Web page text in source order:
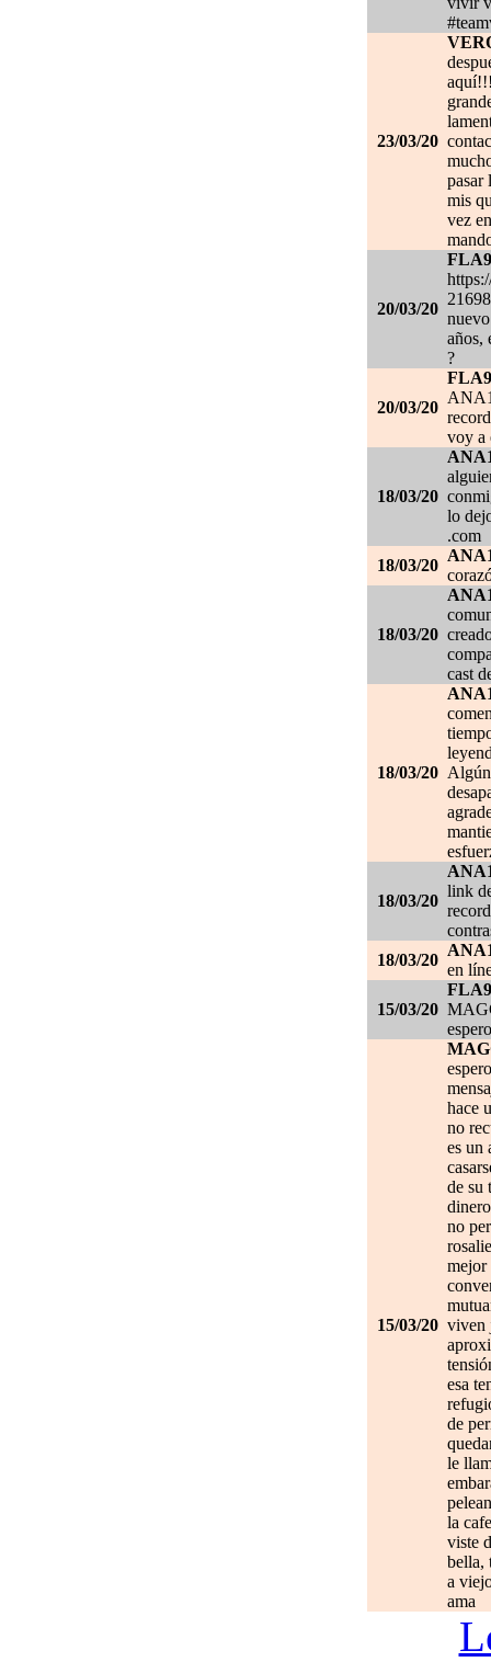
23/03/20
pasar
mis
vez
20/03/20
años,
?
20/03/20
voy a
18/03/20
lo
.com
18/03/20
18/03/20
cast
18/03/20
18/03/20
link
18/03/20
en
15/03/20
15/03/20
hace
no
es un
de su
no
mejor
viven
esa
de
le
la
viste
bella,
a
ama